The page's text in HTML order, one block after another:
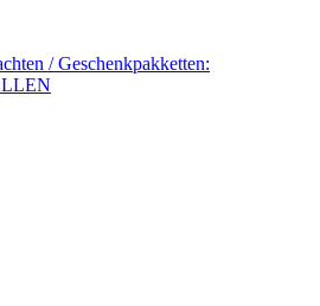
/ Geschenkpakketten: